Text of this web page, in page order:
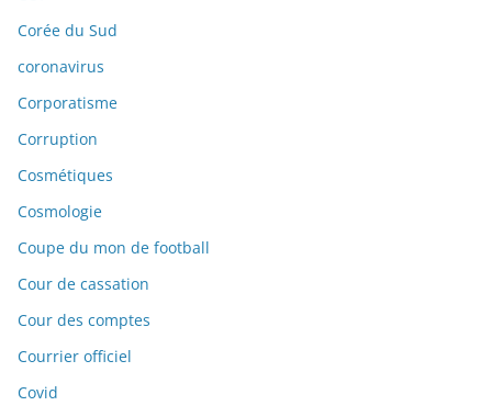
Corée du Sud
coronavirus
Corporatisme
Corruption
Cosmétiques
Cosmologie
Coupe du mon de football
Cour de cassation
Cour des comptes
Courrier officiel
Covid